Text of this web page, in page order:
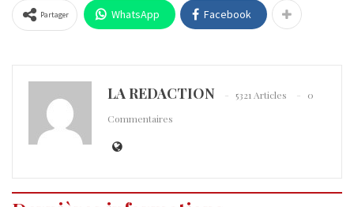
Partager WhatsApp Facebook
LA REDACTION 5321 Articles
0
Commentaires